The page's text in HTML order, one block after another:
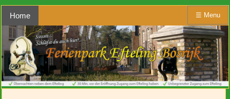
Home ☰ Menu